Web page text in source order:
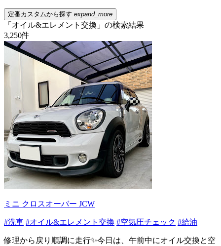
定番カスタムから探す expand_more
「オイル&エレメント交換」の検索結果
3,250件
ミニ クロスオーバー JCW
#洗車 #オイル&エレメント交換 #空気圧チェック #給油
修理から戻り順調に走行✨今日は、午前中にオイル交換と空